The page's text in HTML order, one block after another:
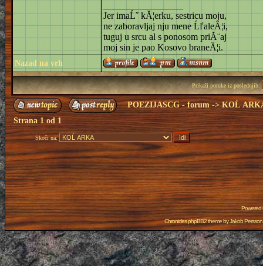
Jer imaĹˇ kĂ¦erku, sestricu moju,
ne zaboravljaj nju mene ĹľaleĂ¦i,
tuguj u srcu al s ponosom priĂ¨aj
moj sin je pao Kosovo braneĂ¦i.
Nazad na vrh
Prikaži poruke iz poslednjih:
POEZIJASCG - forum->KOĹ
Strana1od1
Skoči na:
Powered
Chronicles phpBB2 theme byJakob Persson